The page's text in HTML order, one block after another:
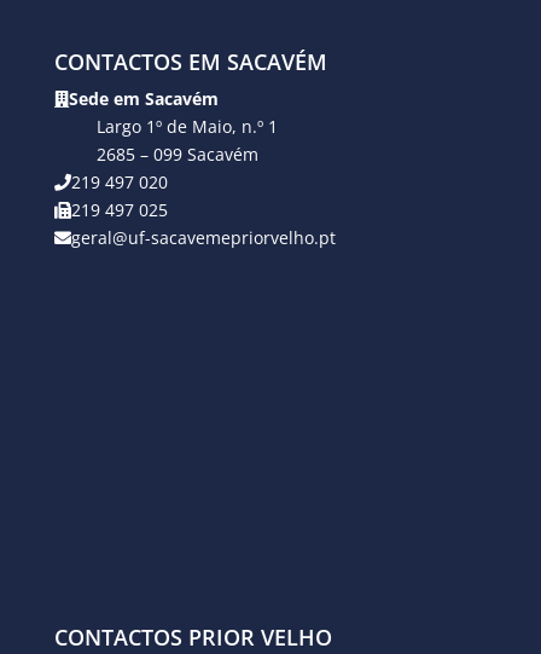
CONTACTOS EM SACAVÉM
Sede em Sacavém
Largo 1º de Maio, n.º 1
2685 – 099 Sacavém
219 497 020
219 497 025
geral@uf-sacavemepriorvelho.pt
CONTACTOS PRIOR VELHO